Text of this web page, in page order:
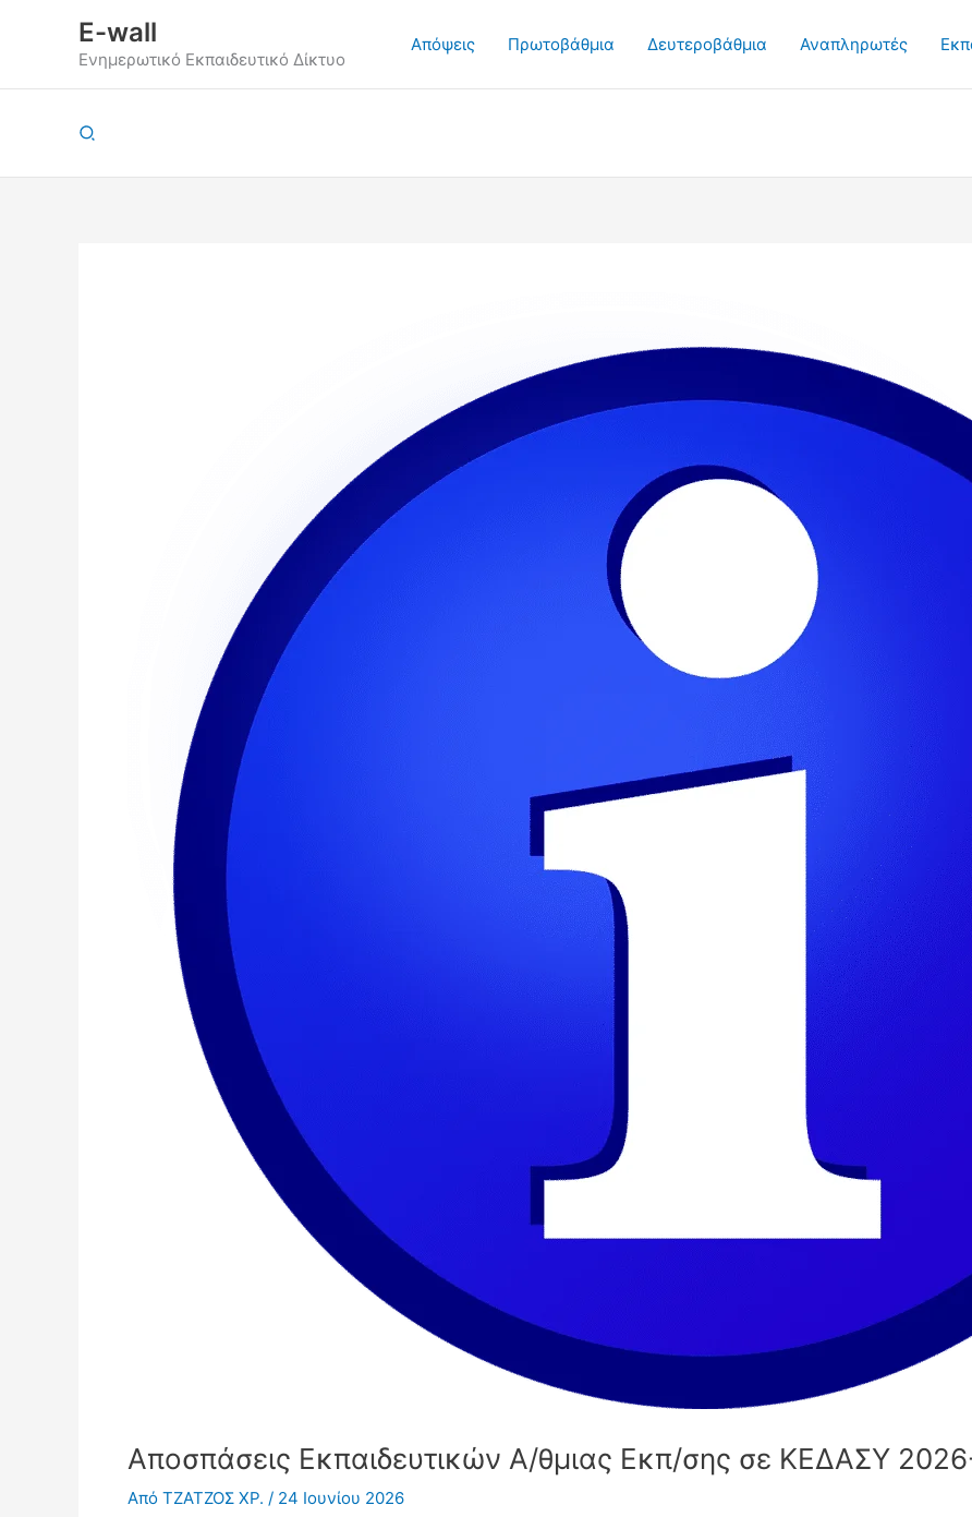
περιεχόμενο
E-wall
Ενημερωτικό Εκπαιδευτικό Δίκτυο
Απόψεις Πρωτοβάθμια Δευτεροβάθμια Αναπληρωτές
Αναζήτηση
Αποσπάσεις Εκπαιδευτικών Α/θμιας Εκπ/σης σε ΚΕΔΑΣΥ
Από ΤΖΑΤΖΟΣ ΧΡ. / 24 Ιουνίου 2026